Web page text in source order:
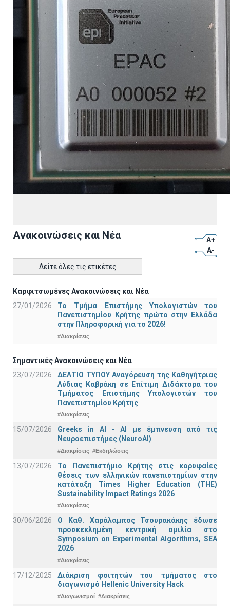
Ανακοινώσεις και Νέα
A+
A-
Δείτε όλες τις ετικέτες
Καρφιτσωμένες Ανακοινώσεις και Νέα
27/01/2026
Το Τμήμα Επιστήμης Υπολογιστών του
Πανεπιστημίου Κρήτης πρώτο στην Ελλάδα
στην Πληροφορική για το 2026!
#Διακρίσεις
Σημαντικές Ανακοινώσεις και Νέα
23/07/2026
ΔΕΛΤΙΟ ΤΥΠΟΥ Αναγόρευση της Καθηγήτριας
Λύδιας Καβράκη σε Επίτιμη Διδάκτορα του
Τμήματος Επιστήμης Υπολογιστών του
Πανεπιστημίου Κρήτης
#Διακρίσεις
15/07/2026
Greeks in AI - ΑΙ με έμπνευση από τις
Νευροεπιστήμες (NeuroAI)
#Διακρίσεις #Εκδηλώσεις
13/07/2026
Το Πανεπιστήμιο Κρήτης στις κορυφαίες
θέσεις των ελληνικών πανεπιστημίων στην
κατάταξη Times Higher Education (ΤΗΕ)
Sustainability Impact Ratings 2026
#Διακρίσεις
30/06/2026
Ο Καθ. Χαράλαμπος Τσουρακάκης έδωσε
προσκεκλημένη κεντρική ομιλία στο
Symposium on Experimental Algorithms, SEA
2026
#Διακρίσεις
17/12/2025
Διάκριση φοιτητών του τμήματος στο
διαγωνισμό Hellenic University Hack
#Διαγωνισμοί #Διακρίσεις